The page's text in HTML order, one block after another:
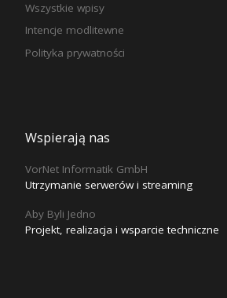
Wszystkie wpisy
Intencje modlitewne
Polityka prywatności
Wspierają nas
VorNet Informatik GmbH
Utrzymanie serwerów i streaming
Aby Byli Jedno
Projekt, realizacja i wsparcie techniczne